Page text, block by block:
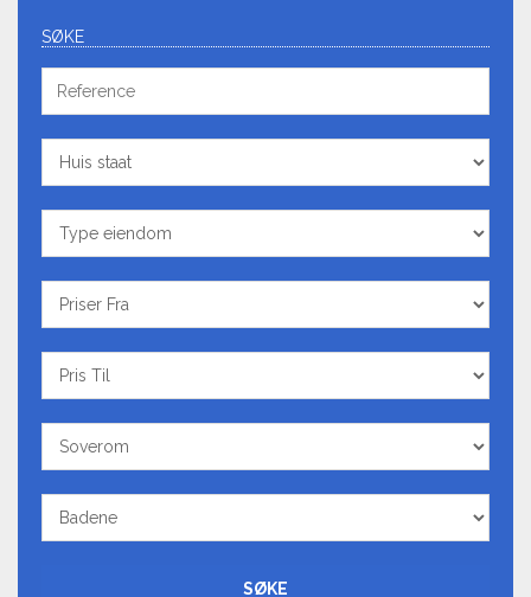
SØKE
Reference
Huis
staat
Type
eiendom
Priser
Fra
Pris
Til
Soverom
Badene
SØKE